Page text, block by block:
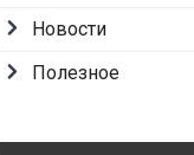
Новости
Полезное